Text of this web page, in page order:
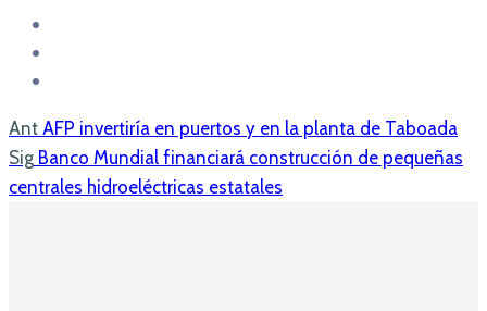
Ant AFP invertiría en puertos y en la planta de Taboada
Sig Banco Mundial financiará construcción de pequeñas
centrales hidroeléctricas estatales